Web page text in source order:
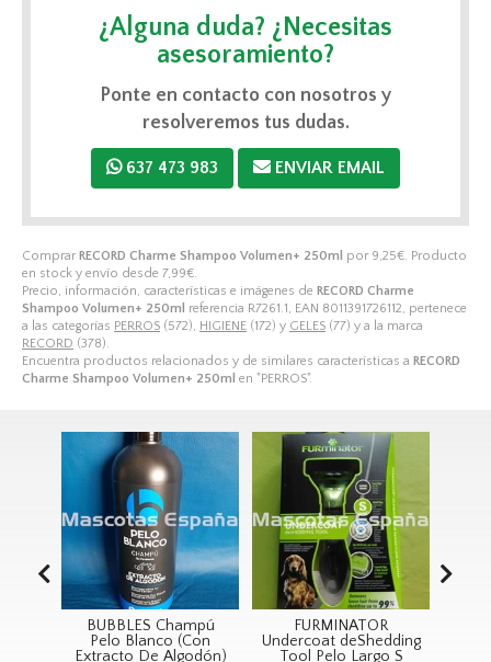
Comprar RECORD Charme Shampoo Volumen+ 250ml por 9,25€ . Producto
en stock y envío desde 7,99€
Precio, información, características e imágenes de RECORD Charme
Shampoo Volumen+ 250ml
referencia R7261.1, EAN 8011391726112, pertenece
a las categorías PERROS (572), HIGIENE (172) y GELES (77) y a la marca
RECORD (378).
Encuentra productos relacionados y de similares características a RECORD
Charme Shampoo Volumen+ 250ml en "PERROS".
¿Alguna duda? ¿Necesitas
asesoramiento?
Ponte en contacto con nosotros y
resolveremos tus dudas.
637 473 983 ENVIAR EMAIL
Champú
Pelo Blanco (Con
De Algodón)
FURMINATOR
Undercoat deShedding
Tool Pelo Largo S
PSH White
Shampoo
Blanqueador)